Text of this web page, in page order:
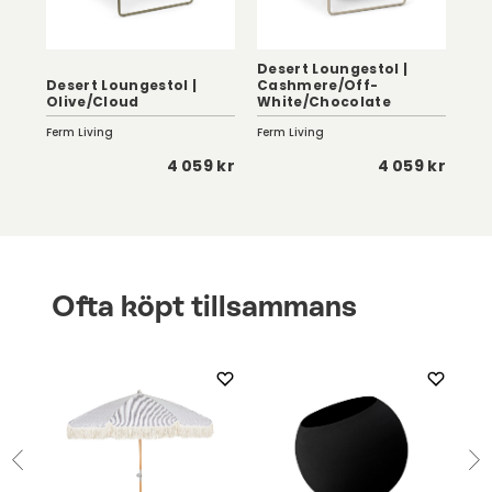
Desert Loungestol |
Olive/Cloud
Ferm Living
4 059 kr
Desert Loungestol |
Cashmere/Off-
White/Chocolate
Ferm Living
4 059 kr
Ofta köpt tillsammans